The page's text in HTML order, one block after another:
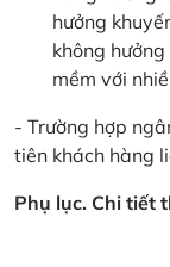
hưởng
không
mềm với
- Trường hợp
tiên khách hàng
Phụ lục. Chi tiết